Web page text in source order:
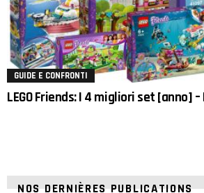
GUIDE E CONFRONTI
LEGO Friends: I 4 migliori set [anno]
NOS DERNIÈRES PUBLICATIONS